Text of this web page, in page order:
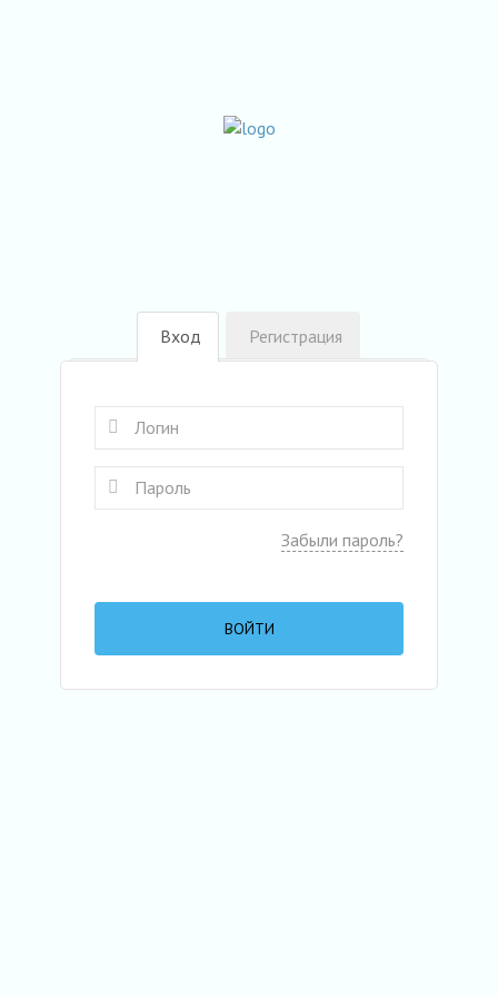
Вход Регистрация
Забыли пароль?
ВОЙТИ